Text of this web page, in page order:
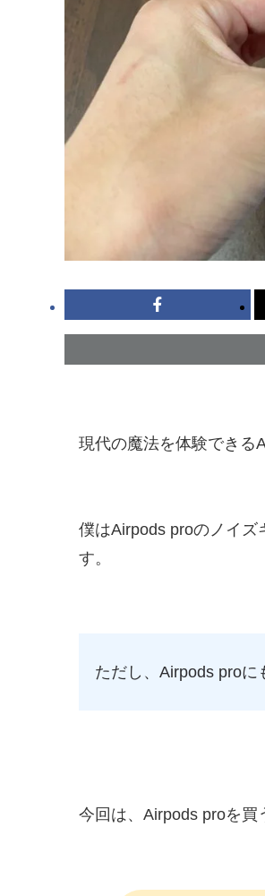
現代の魔法を体験できる
僕はAirpods proのノイズ
す。
ただし、Airpods proに
今回は、Airpods proを買